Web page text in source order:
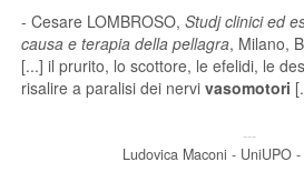
- Cesare LOMBROSO, Studj clinici ed
causa e terapia della pellagra, Milano,
[...] il prurito, lo scottore, le efelidi, le
risalire a paralisi dei nervi vasomotori
---
Ludovica Maconi - UniUPO